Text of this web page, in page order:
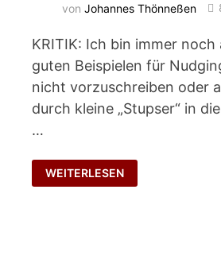
vonJohannes Thönneßen
KRITIK: Ich bin immer
guten Beispielen für
nicht vorzuschreiben oder
durch kleine „Stupser“ in
…
CHOICE
ARCHITECTS
WEITERLESEN